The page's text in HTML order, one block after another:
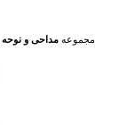
مجموعه مداحی و نوحه